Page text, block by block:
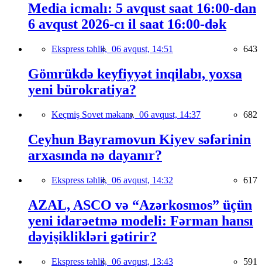
Media icmalı: 5 avqust saat 16:00-dan
6 avqust 2026-cı il saat 16:00-dək
Ekspress təhlil, 06 avqust, 14:51 643
Gömrükdə keyfiyyət inqilabı, yoxsa
yeni bürokratiya?
Keçmiş Sovet məkanı, 06 avqust, 14:37 682
Ceyhun Bayramovun Kiyev səfərinin
arxasında nə dayanır?
Ekspress təhlil, 06 avqust, 14:32 617
AZAL, ASCO və “Azərkosmos” üçün
yeni idarəetmə modeli: Fərman hansı
dəyişiklikləri gətirir?
Ekspress təhlil, 06 avqust, 13:43 591